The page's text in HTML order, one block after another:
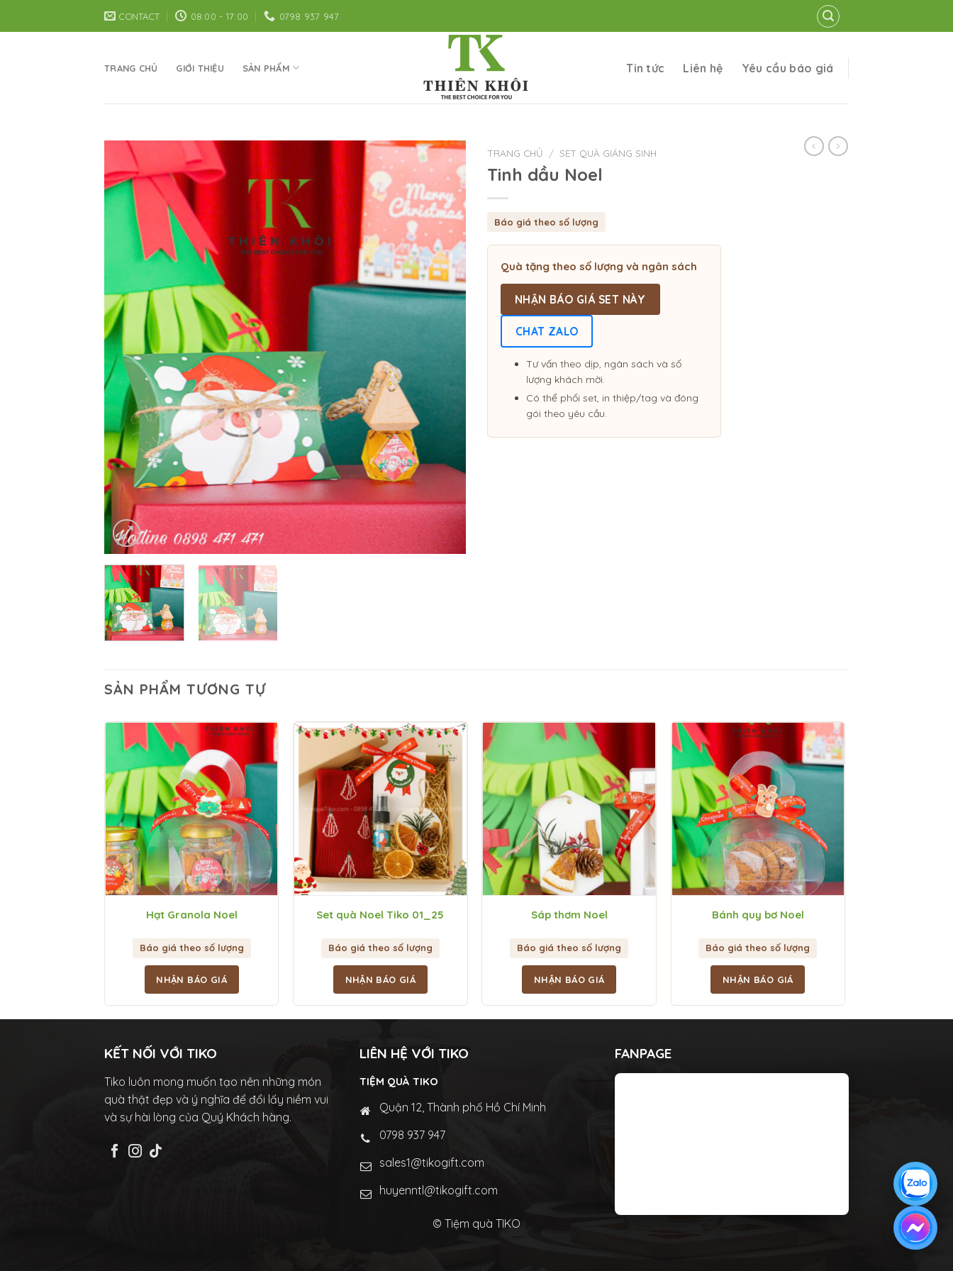
CONTACT 08:00 - 17:00 0798 937 947
TRANG CHỦ GIỚI THIỆU SẢN PHẨM Tin tức Liên hệ Yêu cầu báo giá
TRANG CHỦ / SET QUÀ GIÁNG SINH
Tinh dầu Noel
Báo giá theo số lượng
Quà tặng theo số lượng và ngân sách
NHẬN BÁO GIÁ SET NÀY
CHAT ZALO
Tư vấn theo dịp, ngân sách và số
lượng khách mời.
Có thể phối set, in thiệp/tag và đóng
gói theo yêu cầu.
SẢN PHẨM TƯƠNG TỰ
Hạt Granola Noel
Báo giá theo số lượng
NHẬN BÁO GIÁ
Set quà Noel Tiko 01_25
Báo giá theo số lượng
NHẬN BÁO GIÁ
Sáp thơm Noel
Báo giá theo số lượng
NHẬN BÁO GIÁ
Bánh quy bơ Noel
Báo giá theo số lượng
NHẬN BÁO GIÁ
KẾT NỐI VỚI TIKO
Tiko luôn mong muốn tạo nên những món
quà thật đẹp và ý nghĩa để đổi lấy niềm vui
và sự hài lòng của Quý Khách hàng.
LIÊN HỆ VỚI TIKO
TIỆM QUÀ TIKO
Quận 12, Thành phố Hồ Chí Minh
0798 937 947
sales1@tikogift.com
huyenntl@tikogift.com
FANPAGE
© Tiệm quà TIKO